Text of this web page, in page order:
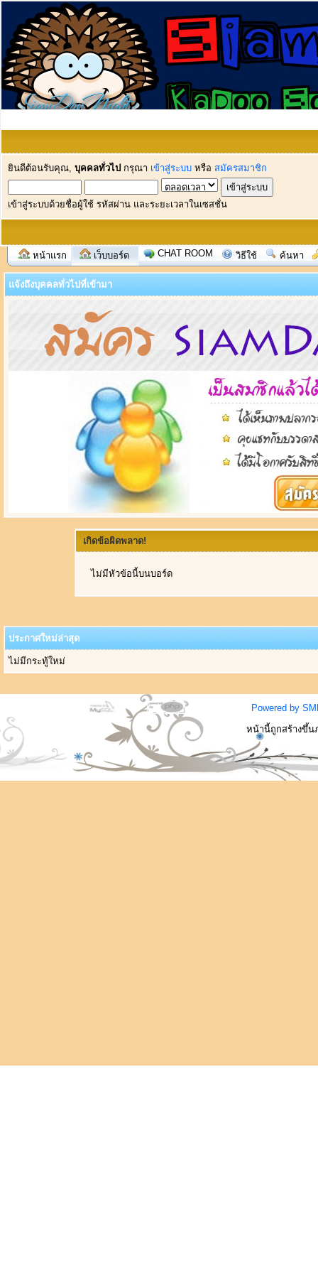
ยินดีต้อนรับคุณ, บุคคลทั่วไป กรุณา เข้าสู่ระบบ หรือ สมัครสมาชิก
เข้าสู่ระบบด้วยชื่อผู้ใช้ รหัสผ่าน และระยะเวลาในเซสชั่น
หน้าแรก เว็บบอร์ด CHAT ROOM วิธีใช้ ค้นหา
แจ้งถึงบุคคลทั่วไปที่เข้ามา
เกิดข้อผิดพลาด!
ไม่มีหัวข้อนี้บนบอร์ด
ประกาศใหม่ล่าสุด
ไม่มีกระทู้ใหม่
Powered by
หน้านี้ถูกสร้างขึ้น